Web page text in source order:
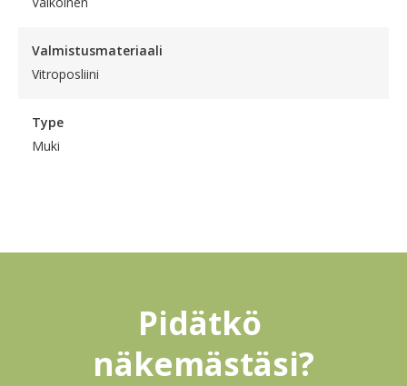
Valmistusmateriaali
Vitroposliini
Type
Muki
Pidätkö
näkemästäsi?